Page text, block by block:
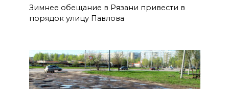
Зимнее обещание в Рязани привести в
порядок улицу Павлова